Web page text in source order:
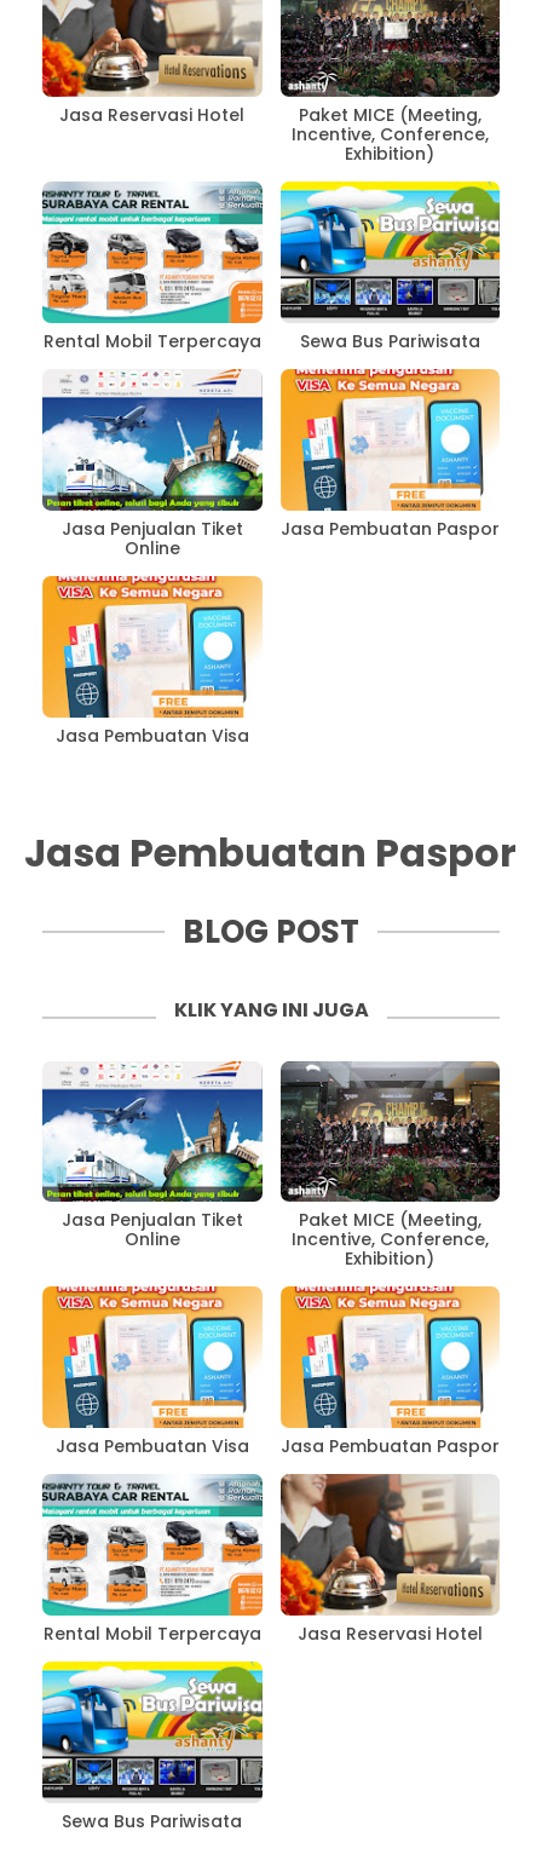
Jasa Reservasi Hotel
Paket MICE (Meeting,
Incentive, Conference,
Exhibition)
Rental Mobil Terpercaya Sewa Bus Pariwisata
Jasa Penjualan Tiket
Online
Jasa Pembuatan Paspor
Jasa Pembuatan Visa
Jasa Pembuatan Paspor
BLOG POST
KLIK YANG INI JUGA
Jasa Penjualan Tiket
Online
Paket MICE (Meeting,
Incentive, Conference,
Exhibition)
Jasa Pembuatan Visa Jasa Pembuatan Paspor
Rental Mobil Terpercaya Jasa Reservasi Hotel
Sewa Bus Pariwisata